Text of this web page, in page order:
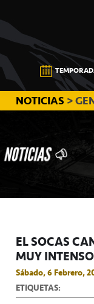
a
la
navegación
principal
al
contenido
principal
a
la
barra
lateral
principal
CB
CANARIAS
NOTICIAS >
EL SOCAS
MUY INTENSO
Sábado, 6 Febrero,
ETIQUETAS: